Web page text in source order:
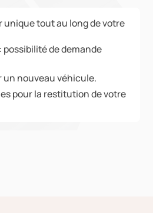
tout au long de votre
de demande
un nouveau véhicule.
pour la restitution de votre